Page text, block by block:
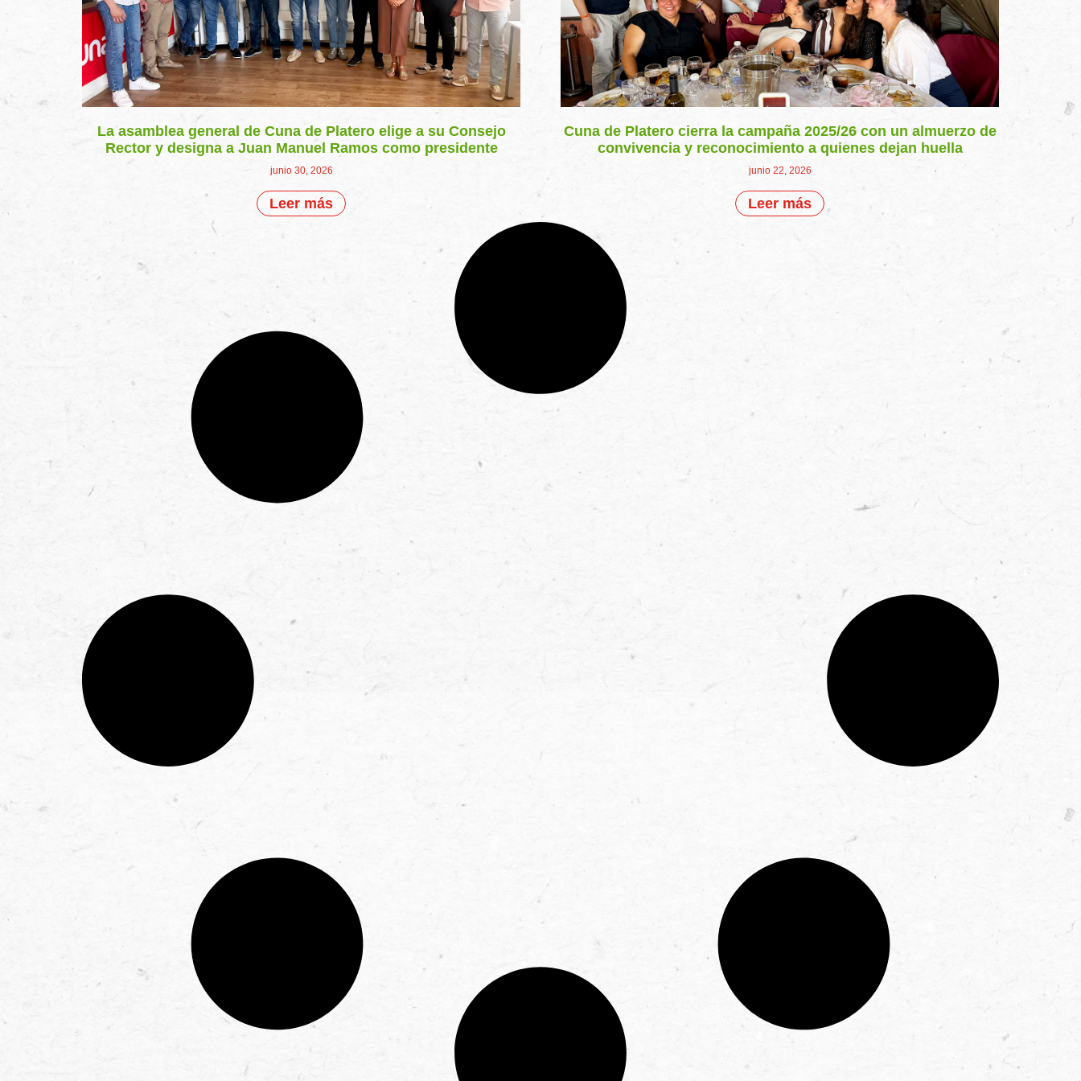
La asamblea general de Cuna de Platero elige a su Consejo
Rector y designa a Juan Manuel Ramos como presidente
junio 30, 2026
Leer más
Cuna de Platero cierra la campaña 2025/26 con un almuerzo de
convivencia y reconocimiento a quienes dejan huella
junio 22, 2026
Leer más